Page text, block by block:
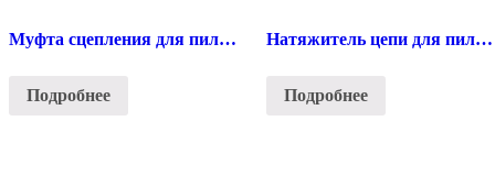
Муфта сцепления для пилы Stihl 380/381
Подробнее
Натяжитель цепи для пилы Stihl 180
Подробнее